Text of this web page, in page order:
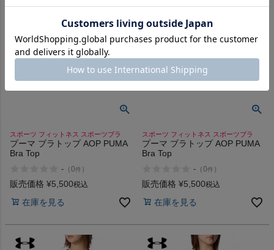
スポーツ フィットネス スポーツブラ
プーマ ブラトップ AOP PUMA
Bra Top
- （0件 ）
販売価格 ¥5,500税込
在庫を見る
スポーツ フィットネス スポーツブラ
プーマ ブラトップ AOP PUMA
Bra Top
- （0件 ）
販売価格 ¥5,500税込
在庫を見る